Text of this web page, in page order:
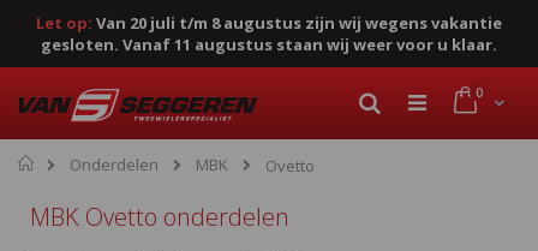
Let op: Van 20 juli t/m 8 augustus zijn wij wegens vakantie
gesloten. Vanaf 11 augustus staan wij weer voor u klaar.
naar
de
inhoud
Cart
0
Zoek
Home
Onderdelen MBK Ovetto
MBK Ovetto onderdelen